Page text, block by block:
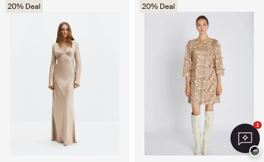
20% Deal 20% Deal
1
−